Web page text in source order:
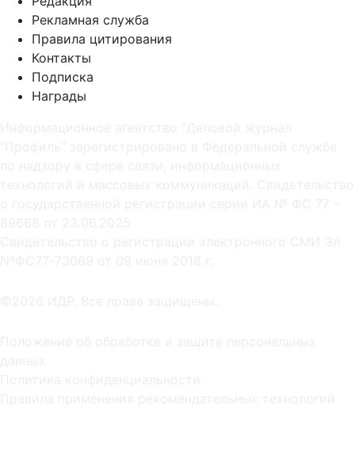
Рекламная служба
Правила цитирования
Контакты
Подписка
Награды